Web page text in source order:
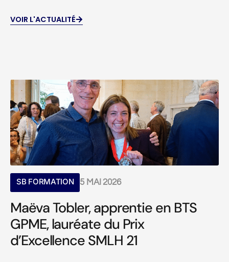
VOIR L'ACTUALITÉ
SB FORMATION 5 MAI 2026
Maëva Tobler, apprentie en BTS
GPME, lauréate du Prix
d’Excellence SMLH 21